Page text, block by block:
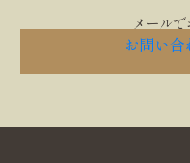
・当該外部サービスで
メール
お問い